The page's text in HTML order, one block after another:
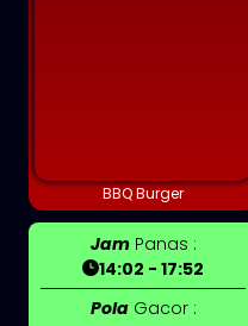
BBQ Burger
JamPanas :
14:02 - 17:52
PolaGacor :